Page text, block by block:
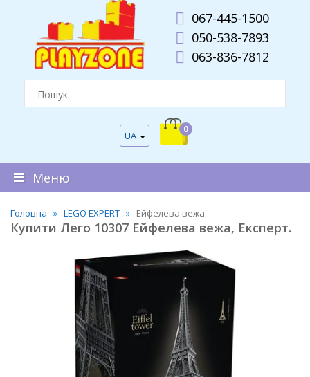
067-445-1500
050-538-7893
063-836-7812
UA
0
Меню
Головна LEGO EXPERT Ейфелева вежа
Купити Лего 10307 Ейфелева вежа, Експерт.